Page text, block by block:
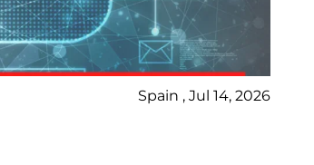
Spain , Jul 14, 2026